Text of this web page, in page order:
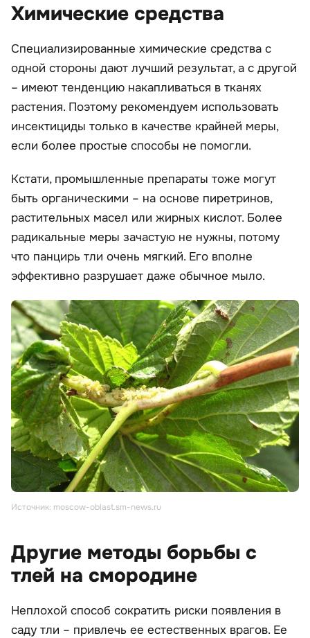
Химические средства
Специализированные химические средства с
одной стороны дают лучший результат, а с другой
– имеют тенденцию накапливаться в тканях
растения. Поэтому рекомендуем использовать
инсектициды только в качестве крайней меры,
если более простые способы не помогли.
Кстати, промышленные препараты тоже могут
быть органическими – на основе пиретринов,
растительных масел или жирных кислот. Более
радикальные меры зачастую не нужны, потому
что панцирь тли очень мягкий. Его вполне
эффективно разрушает даже обычное мыло.
Источник: moscow-oblast.sm-news.ru
Другие методы борьбы с
тлей на смородине
Неплохой способ сократить риски появления в
саду тли – привлечь ее естественных врагов. Ее